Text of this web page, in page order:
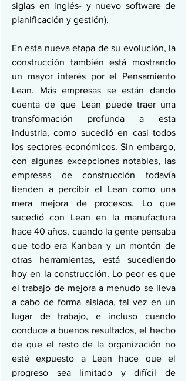
siglas en inglés- y nuevo software de
planificación y gestión).
En esta nueva etapa de su evolución, la
construcción también está mostrando
un mayor interés por el Pensamiento
Lean. Más empresas se están dando
cuenta de que Lean puede traer una
transformación profunda a esta
industria, como sucedió en casi todos
los sectores económicos. Sin embargo,
con algunas excepciones notables, las
empresas de construcción todavía
tienden a percibir el Lean como una
mera mejora de procesos. Lo que
sucedió con Lean en la manufactura
hace 40 años, cuando la gente pensaba
que todo era Kanban y un montón de
otras herramientas, está sucediendo
hoy en la construcción. Lo peor es que
el trabajo de mejora a menudo se lleva
a cabo de forma aislada, tal vez en un
lugar de trabajo, e incluso cuando
conduce a buenos resultados, el hecho
de que el resto de la organización no
esté expuesto a Lean hace que el
progreso sea limitado y difícil de